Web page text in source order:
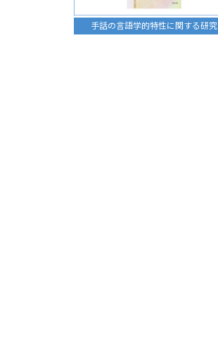
手話の言語学的特性に関する研究